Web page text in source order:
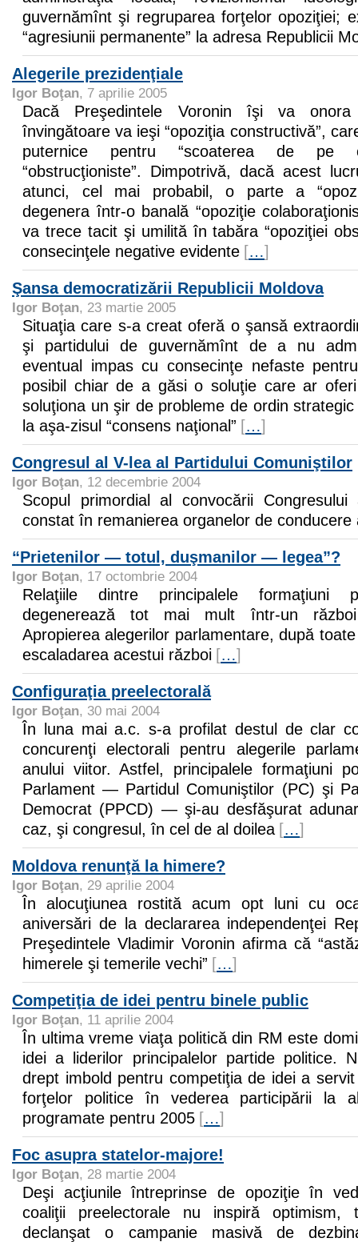
guvernămînt şi regruparea forţelor opoziţiei;
“agresiunii permanente” la adresa Republicii
Alegerile prezidenţiale
Igor Boţan, 7 aprilie 2005
Dacă Preşedintele Voronin îşi va onora
învingătoare va ieşi “opoziţia constructivă”,
puternice pentru “scoaterea de pe
“obstrucţioniste”. Dimpotrivă, dacă acest
atunci, cel mai probabil, o parte a
degenera într-o banală “opoziţie
va trece tacit şi umilită în tabăra “opoziţiei
consecinţele negative evidente […]
Şansa democratizării Republicii Moldova
Igor Boţan, 23 martie 2005
Situaţia care s-a creat oferă o şansă
şi partidului de guvernămînt de a nu
eventual impas cu consecinţe nefaste
posibil chiar de a găsi o soluţie care ar
soluţiona un şir de probleme de ordin
la aşa-zisul “consens naţional” […]
Congresul al V-lea al Partidului Comuniştilor
Igor Boţan, 12 decembrie 2004
Scopul primordial al convocării
constat în remanierea organelor de conducere
“Prietenilor — totul, duşmanilor — legea”?
Igor Boţan, 17 octombrie 2004
Relaţiile dintre principalele formaţiuni
degenerează tot mai mult într-un
Apropierea alegerilor parlamentare, după
escaladarea acestui război […]
Configuraţia preelectorală
Igor Boţan, 30 mai 2004
În luna mai a.c. s-a profilat destul de clar
concurenţi electorali pentru alegerile
anului viitor. Astfel, principalele formaţiuni
Parlament — Partidul Comuniştilor (PC) şi
Democrat (PPCD) — şi-au desfăşurat
caz, şi congresul, în cel de al doilea […]
Moldova renunţă la himere?
Igor Boţan, 29 aprilie 2004
În alocuţiunea rostită acum opt luni cu
aniversări de la declararea independenţei
Preşedintele Vladimir Voronin afirma că
himerele şi temerile vechi” […]
Competiţia de idei pentru binele public
Igor Boţan, 11 aprilie 2004
În ultima vreme viaţa politică din RM este
idei a liderilor principalelor partide politice.
drept imbold pentru competiţia de idei a
forţelor politice în vederea participării la
programate pentru 2005 […]
Foc asupra statelor-majore!
Igor Boţan, 28 martie 2004
Deşi acţiunile întreprinse de opoziţie în
coaliţii preelectorale nu inspiră optimism,
declanşat o campanie masivă de